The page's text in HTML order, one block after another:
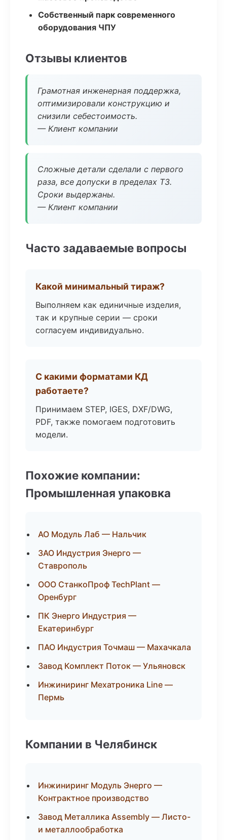
Собственный парк современного
оборудования ЧПУ
Отзывы клиентов
Грамотная инженерная поддержка,
оптимизировали конструкцию и
снизили себестоимость.
— Клиент компании
Сложные детали сделали с первого
раза, все допуски в пределах ТЗ.
Сроки выдержаны.
— Клиент компании
Часто задаваемые вопросы
Какой минимальный тираж?
Выполняем как единичные изделия,
так и крупные серии — сроки
согласуем индивидуально.
С какими форматами КД
работаете?
Принимаем STEP, IGES, DXF/DWG,
PDF, также помогаем подготовить
модели.
Похожие компании:
Промышленная упаковка
АО Модуль Лаб — Нальчик
ЗАО Индустрия Энерго —
Ставрополь
ООО СтанкоПроф TechPlant —
Оренбург
ПК Энерго Индустрия —
Екатеринбург
ПАО Индустрия Точмаш — Махачкала
Завод Комплект Поток — Ульяновск
Инжиниринг Мехатроника Line —
Пермь
Компании в Челябинск
Инжиниринг Модуль Энерго —
Контрактное производство
Завод Металлика Assembly — Листо-
и металлообработка